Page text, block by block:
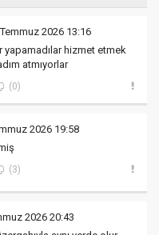
2026 13:16
yapamadılar hizmet etmek
atmıyorlar
(0)
2026 19:58
(3)
2026 20:43